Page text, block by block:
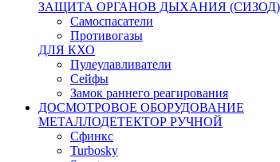
ЗАЩИТА ОРГАНОВ ДЫХАНИЯ (СИЗОД)
Самоспасатели
Противогазы
ДЛЯ КХО
Пулеулавливатели
Сейфы
Замок раннего реагирования
ДОСМОТРОВОЕ ОБОРУДОВАНИЕ
МЕТАЛЛОДЕТЕКТОР РУЧНОЙ
Сфинкс
Turbosky